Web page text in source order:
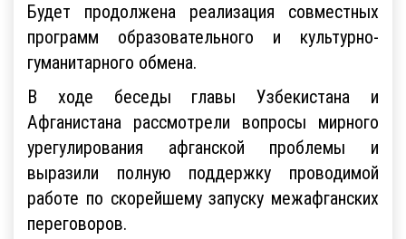
Будет продолжена реализация совместных
программ образовательного и культурно-
гуманитарного обмена.
В ходе беседы главы Узбекистана и
Афганистана рассмотрели вопросы мирного
урегулирования афганской проблемы и
выразили полную поддержку проводимой
работе по скорейшему запуску межафганских
переговоров.